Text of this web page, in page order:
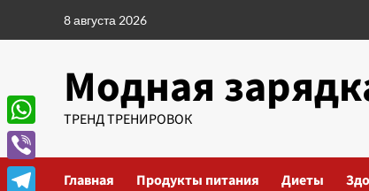
8 августа 2026
Модная
ТРЕНД ТРЕНИРОВОК
Главная Продукты питания Диеты
WhatsApp
Viber